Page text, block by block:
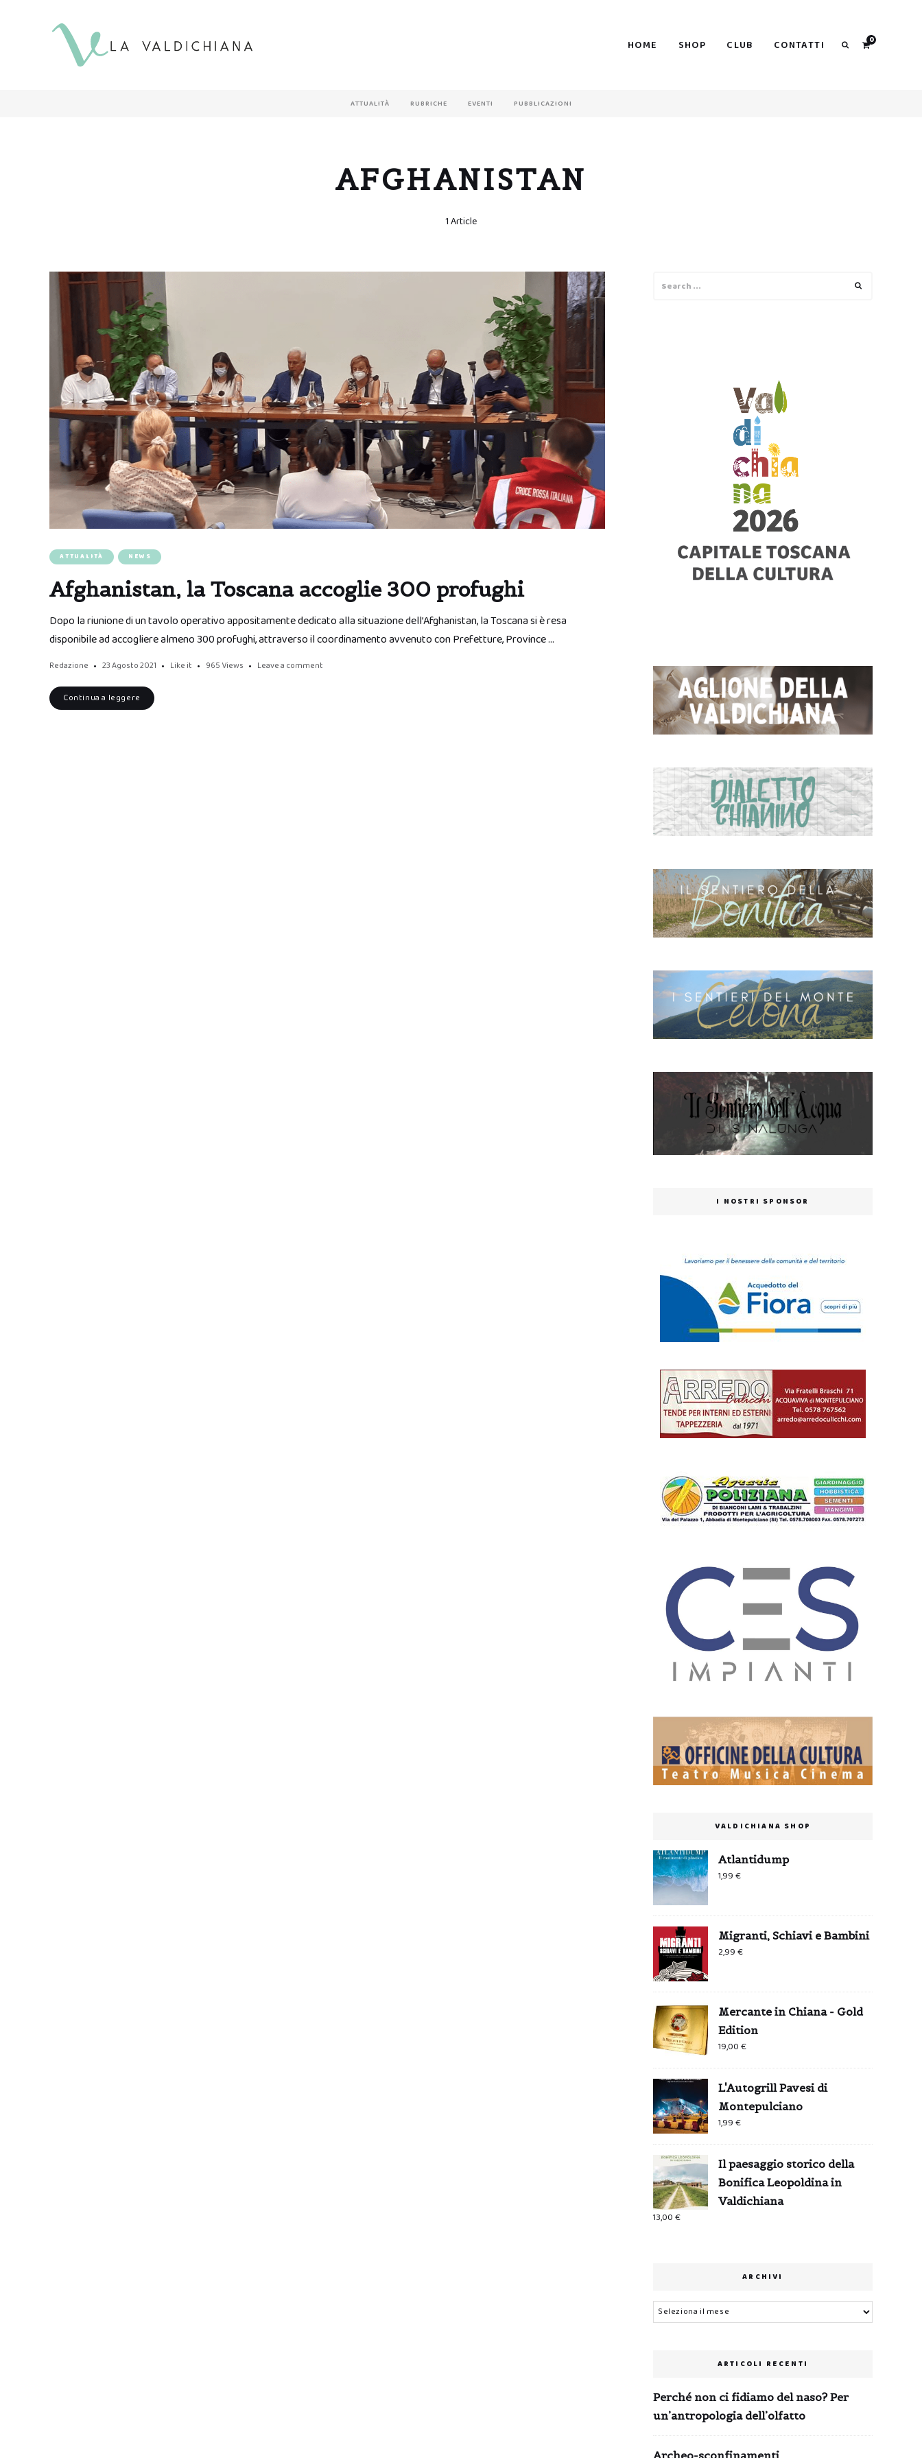
HOME SHOP CLUB CONTATTI 0
ATTUALITÀ RUBRICHE EVENTI PUBBLICAZIONI
AFGHANISTAN
1 Article
ATTUALITÀ NEWS
Afghanistan, la Toscana accoglie 300 profughi
Dopo la riunione di un tavolo operativo appositamente dedicato alla situazione dell’Afghanistan, la Toscana si è resa
disponibile ad accogliere almeno 300 profughi, attraverso il coordinamento avvenuto con Prefetture, Province …
Redazione 23 Agosto 2021 Like it 965 Views Leave a comment
Continua a leggere
for:
I NOSTRI SPONSOR
VALDICHIANA SHOP
Atlantidump
1,99€
Migranti, Schiavi e Bambini
2,99€
Mercante in Chiana - Gold
Edition
19,00€
L'Autogrill Pavesi di
Montepulciano
1,99€
Il paesaggio storico della
Bonifica Leopoldina in
Valdichiana
13,00€
ARCHIVI
Archivi
ARTICOLI RECENTI
Perché non ci fidiamo del naso? Per
un’antropologia dell’olfatto
Archeo-sconfinamenti